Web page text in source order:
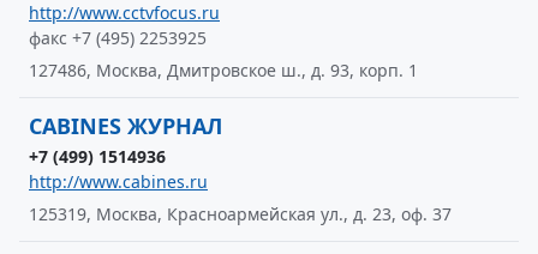
http://www.cctvfocus.ru
факс +7 (495) 2253925
127486, Москва, Дмитровское ш., д. 93, корп. 1
CABINES ЖУРНАЛ
+7 (499) 1514936
http://www.cabines.ru
125319, Москва, Красноармейская ул., д. 23, оф. 37